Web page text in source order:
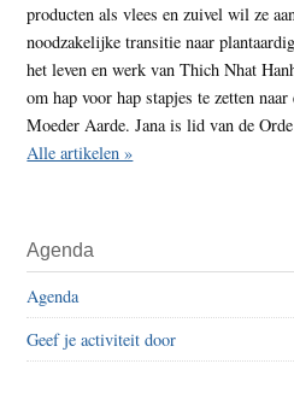
producten als vlees en zuivel wil ze
noodzakelijke transitie naar
het leven en werk van Thich Nhat
om hap voor hap stapjes te zetten
Moeder Aarde. Jana is lid van de
Alle artikelen »
Agenda
Agenda
Geef je activiteit door